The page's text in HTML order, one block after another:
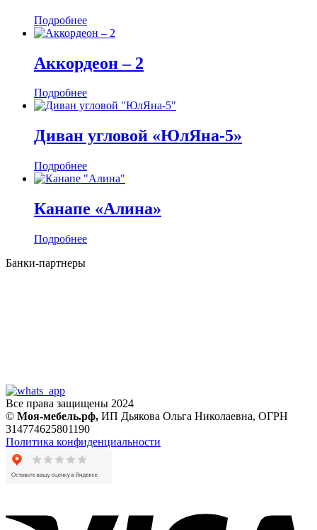
Подробнее
Аккордеон ‒ 2
Подробнее
Диван угловой «ЮлЯна-5»
Подробнее
Канапе «Алина»
Подробнее
Банки-партнеры
Все права защищены 2024
© Моя-мебель.рф, ИП Дьякова Ольга Николаевна, ОГРН
314774625801190
Политика конфиденциальности